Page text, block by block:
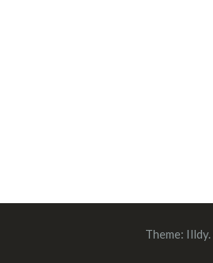
Theme: Illdy.